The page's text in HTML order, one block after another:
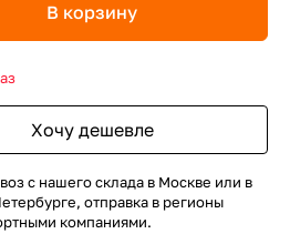
В корзину
Хочу дешевле
с нашего склада в Москве или в
отправка в регионы
компаниями.